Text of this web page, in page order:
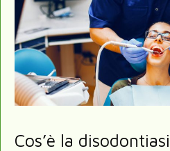
Cos’è la